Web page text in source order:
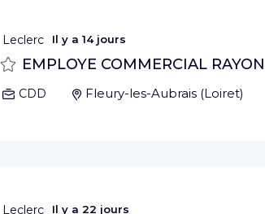
Leclerc Il y a 14 jours
Sauvegarder
EMPLOYE COMMERCIAL
CDD Fleury-les-Aubrais(Loiret)
Leclerc Il y a 22 jours